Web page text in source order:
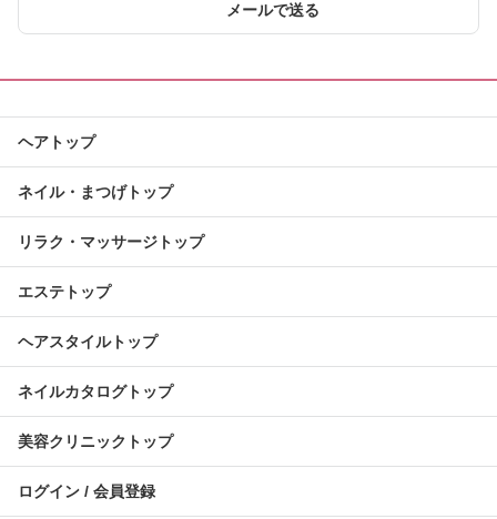
メールで送る
ヘアトップ
ネイル・まつげトップ
リラク・マッサージトップ
エステトップ
ヘアスタイルトップ
ネイルカタログトップ
美容クリニックトップ
ログイン / 会員登録